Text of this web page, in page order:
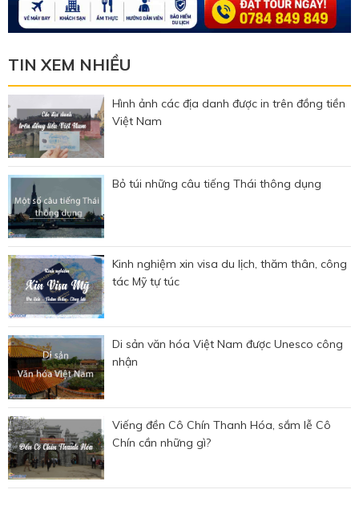
TIN XEM NHIỀU
Hình ảnh các địa danh được in trên đồng tiền
Việt Nam
Bỏ túi những câu tiếng Thái thông dụng
Kinh nghiệm xin visa du lịch, thăm thân, công
tác Mỹ tự túc
Di sản văn hóa Việt Nam được Unesco công
nhận
Viếng đền Cô Chín Thanh Hóa, sắm lễ Cô
Chín cần những gì?